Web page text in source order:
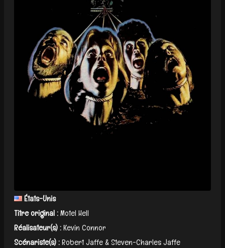
États-Unis
Titre original :Motel Hell
Réalisateur(s) :Kevin Connor
Scénariste(s) :Robert Jaffe & Steven-Charles Jaffe